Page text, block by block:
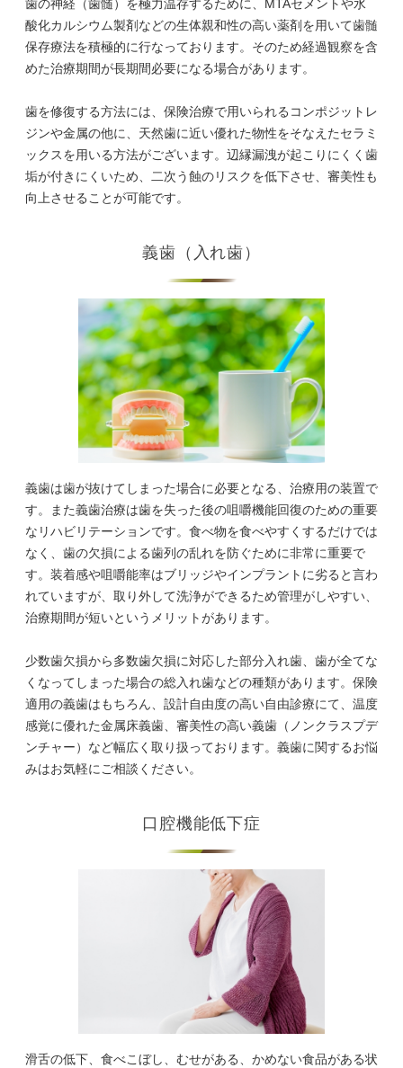
歯の神経（歯髄）を極力温存するために、MTAセメントや水
酸化カルシウム製剤などの生体親和性の高い薬剤を用いて歯髄
保存療法を積極的に行なっております。そのため経過観察を含
めた治療期間が長期間必要になる場合があります。
歯を修復する方法には、保険治療で用いられるコンポジットレ
ジンや金属の他に、天然歯に近い優れた物性をそなえたセラミ
ックスを用いる方法がございます。辺縁漏洩が起こりにくく歯
垢が付きにくいため、二次う蝕のリスクを低下させ、審美性も
向上させることが可能です。
義歯（入れ歯）
義歯は歯が抜けてしまった場合に必要となる、治療用の装置で
す。また義歯治療は歯を失った後の咀嚼機能回復のための重要
なリハビリテーションです。食べ物を食べやすくするだけでは
なく、歯の欠損による歯列の乱れを防ぐために非常に重要で
す。装着感や咀嚼能率はブリッジやインプラントに劣ると言わ
れていますが、取り外して洗浄ができるため管理がしやすい、
治療期間が短いというメリットがあります。
少数歯欠損から多数歯欠損に対応した部分入れ歯、歯が全てな
くなってしまった場合の総入れ歯などの種類があります。保険
適用の義歯はもちろん、設計自由度の高い自由診療にて、温度
感覚に優れた金属床義歯、審美性の高い義歯（ノンクラスプデ
ンチャー）など幅広く取り扱っております。義歯に関するお悩
みはお気軽にご相談ください。
口腔機能低下症
滑舌の低下、食べこぼし、むせがある、かめない食品がある状